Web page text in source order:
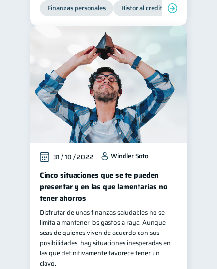
Finanzas personales Historial crediticio
31 / 10 / 2022 Windler Soto
Cinco situaciones que se te pueden
presentar y en las que lamentarías no
tener ahorros
Disfrutar de unas finanzas saludables no se
limita a mantener los gastos a raya. Aunque
seas de quienes viven de acuerdo con sus
posibilidades, hay situaciones inesperadas en
las que definitivamente favorece tener un
clavo.